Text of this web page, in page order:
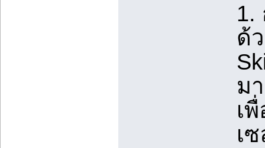
1.
ด้
ม
เ
เ